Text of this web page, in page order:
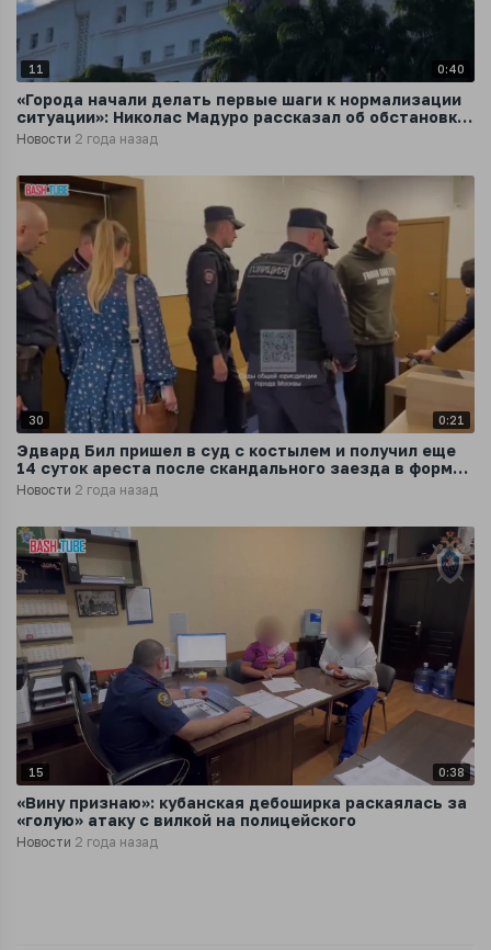
11 0:40
«Города начали делать первые шаги к нормализации
ситуации»: Николас Мадуро рассказал об обстановке
в Венесуэле
Новости 2 года назад
30 0:21
Эдвард Бил пришел в суд с костылем и получил еще
14 суток ареста после скандального заезда в форме
«патрульного самокатчика»
Новости 2 года назад
15 0:38
«Вину признаю»: кубанская дебоширка раскаялась за
«голую» атаку с вилкой на полицейского
Новости 2 года назад